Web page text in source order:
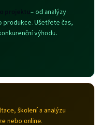
projektu– od analýzy
produkce. Ušetřete čas,
výhodu.
školení a analýzu
nebo online.